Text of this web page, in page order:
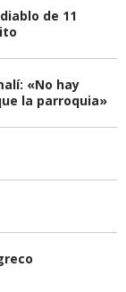
de 11
«No hay
la parroquia»